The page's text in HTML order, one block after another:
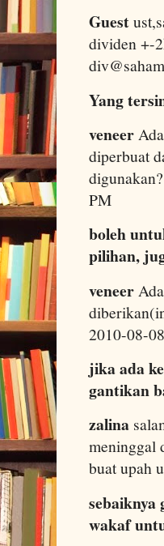
Guest
dividen +-
Yang
veneer
diperbuat
PM
boleh
pilihan,
veneer
2010-08-
jika ada
gantikan
zalina
meninggal
buat upah
wakaf